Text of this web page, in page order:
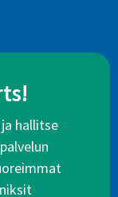
hallitse